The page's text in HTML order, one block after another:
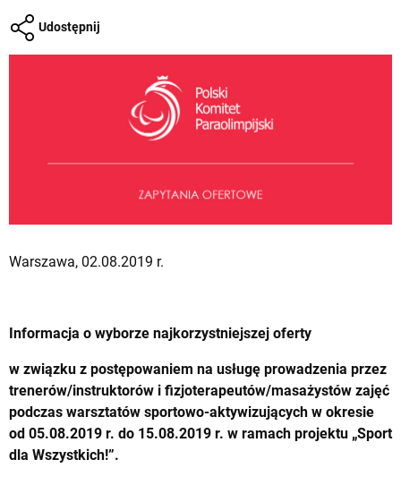
Udostępnij
Warszawa, 02.08.2019 r.
Informacja o wyborze najkorzystniejszej oferty
w związku z postępowaniem na usługę prowadzenia przez
trenerów/instruktorów i fizjoterapeutów/masażystów zajęć
podczas warsztatów sportowo-aktywizujących w okresie
od 05.08.2019 r. do 15.08.2019 r. w ramach projektu „Sport
dla Wszystkich!”.